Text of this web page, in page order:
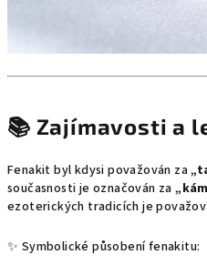
📚 Zajímavosti a
Fenakit byl kdysi považován za
současnosti je označován za
ezoterických tradicích je
✨ Symbolické působení fenakitu: